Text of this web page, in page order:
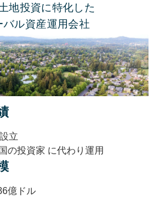
地投資に特化した
バル資産運用会社
立
の投資家 に代わり運用
億ドル